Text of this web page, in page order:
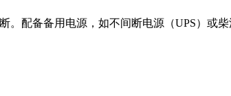
。配备备用电源，如不间断电源（UPS）或